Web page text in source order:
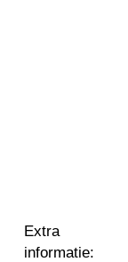
Extra
informatie: